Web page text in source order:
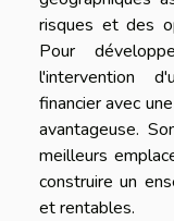
risques et des
Pour
l'intervention
financier avec
avantageuse.
meilleurs
construire un
et rentables.